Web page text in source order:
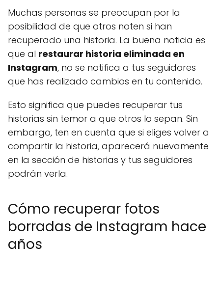
Muchas personas se preocupan por la
posibilidad de que otros noten si han
recuperado una historia. La buena noticia es
que al restaurar historia eliminada en
Instagram, no se notifica a tus seguidores
que has realizado cambios en tu contenido.
Esto significa que puedes recuperar tus
historias sin temor a que otros lo sepan. Sin
embargo, ten en cuenta que si eliges volver a
compartir la historia, aparecerá nuevamente
en la sección de historias y tus seguidores
podrán verla.
Cómo recuperar fotos
borradas de Instagram hace
años